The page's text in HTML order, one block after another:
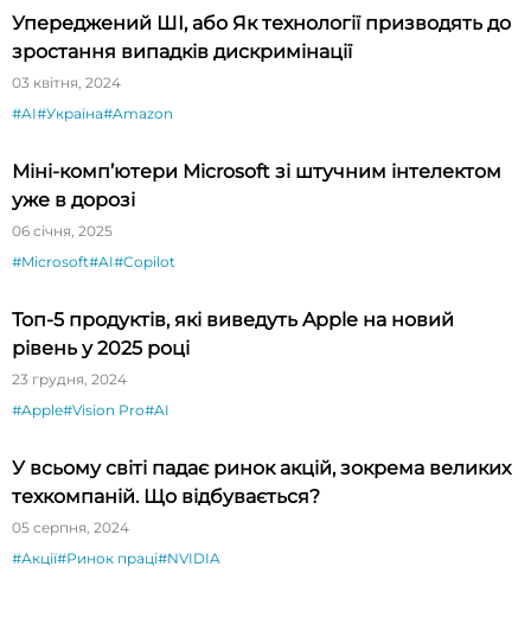
Упереджений ШІ, або Як технології призводять до
зростання випадків дискримінації
03 квітня, 2024
#AI#Україна#Amazon
Міні-комп’ютери Microsoft зі штучним інтелектом
уже в дорозі
06 січня, 2025
#Microsoft#AI#Copilot
Топ-5 продуктів, які виведуть Apple на новий
рівень у 2025 році
23 грудня, 2024
#Apple#Vision Pro#AI
У всьому світі падає ринок акцій, зокрема великих
техкомпаній. Що відбувається?
05 серпня, 2024
#Акції#Ринок праці#NVIDIA